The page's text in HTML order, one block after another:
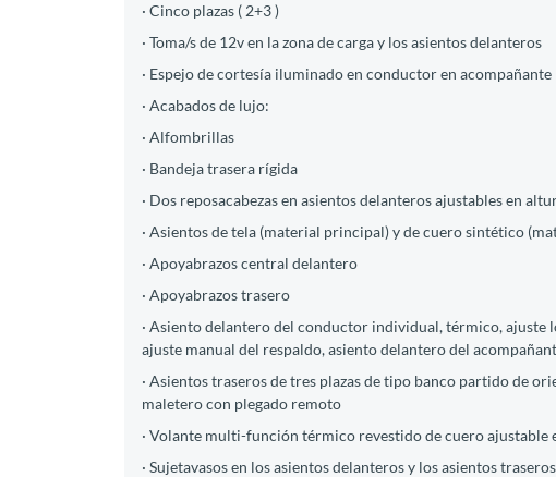
· Cinco plazas ( 2+3 )
· Toma/s de 12v en la zona de carga y los asientos delanteros
· Espejo de cortesía iluminado en conductor en acompañante
· Acabados de lujo:
· Alfombrillas
· Bandeja trasera rígida
· Dos reposacabezas en asientos delanteros ajustables en
· Asientos de tela (material principal) y de cuero sintético
· Apoyabrazos central delantero
· Apoyabrazos trasero
· Asiento delantero del conductor individual, térmico, ajuste
ajuste manual del respaldo, asiento delantero del
· Asientos traseros de tres plazas de tipo banco partido de
maletero con plegado remoto
· Volante multi-función térmico revestido de cuero ajustable
· Sujetavasos en los asientos delanteros y los asientos traseros